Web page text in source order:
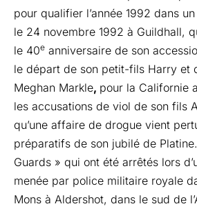
pour qualifier l’année 1992 dans
le 24 novembre 1992 à Guildhall,
le 40e anniversaire de son
le départ de son petit-fils Harry et
Meghan Markle, pour la Californie
les accusations de viol de son fils
qu’une affaire de drogue vient
préparatifs de son jubilé de
Guards » qui ont été arrêtés lors
menée par police militaire royale
Mons à Aldershot, dans le sud de